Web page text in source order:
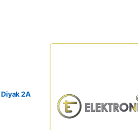
2A